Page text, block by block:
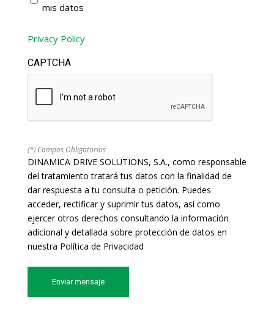
mis datos
Privacy Policy
CAPTCHA
(*) Campos Obligatorios
DINAMICA DRIVE SOLUTIONS, S.A., como responsable
del tratamiento tratará tus datos con la finalidad de
dar respuesta a tu consulta o petición. Puedes
acceder, rectificar y suprimir tus datos, así como
ejercer otros derechos consultando la información
adicional y detallada sobre protección de datos en
nuestra Política de Privacidad